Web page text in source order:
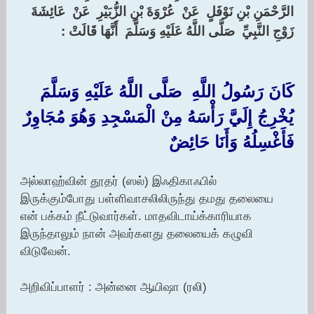
الرَّحْمَنِ بْنِ نَوْفَلٍ ‏ ‏عَنْ ‏ ‏عُرْوَةَ بْنِ الزُّبَيْرِ ‏ ‏عَنْ ‏ ‏عَائِشَةَ
زَوْجِ النَّبِيِّ ‏ ‏صَلَّى اللَّهُ عَلَيْهِ وَسَلَّمَ ‏ ‏أَنَّهَا قَالَتْ ‏:‏
كَانَ رَسُولُ اللَّهِ ‏ ‏صَلَّى اللَّهُ عَلَيْهِ وَسَلَّمَ ‏
‏يُخْرِجُ إِلَيَّ رَأْسَهُ مِنْ الْمَسْجِدِ وَهُوَ مُجَاوِرٌ
فَأَغْسِلُهُ وَأَنَا حَائِضٌ ‏
அல்லாஹ்வின் தூதர் (ஸல்) இஃதிகாஃபில்
இருக்கும்போது பள்ளிவாசலிலிருந்து தமது தலையை
என் பக்கம் நீட்டுவார்கள். மாதவிடாய்க்காரியாக
இருந்தாலும் நான் அவர்களது தலையைக் கழுவி
விடுவேன்.
அறிவிப்பாளர் : அன்னை ஆயிஷா (ரலி)